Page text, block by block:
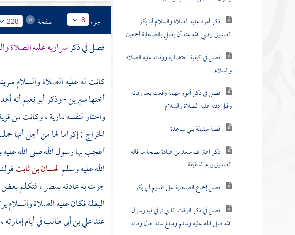
ذكر أمره عليه الصلاة والسلام أبا بكر
الصديق رضي الله عنه أن يصلي بالصحابة أجمعين
فصل في كيفية احتضاره ووفاته عليه الصلاة
والسلام
فصل في ذكر أمور مهمة وقعت بعد وفاته
وقبل دفنه عليه الصلاة والسلام
قصة سقيفة بني ساعدة
ذكر اعتراف سعد بن عبادة بصحة ما قاله
الصديق يوم السقيفة
فصل إجماع الصحابة على تقديم أبي بكر
فصل في ذكر الوقت الذي توفي فيه رسول
الله صلى الله عليه وسلم ومبلغ سنه حال وفاته
جزء 8 صفحة 228
فصل في ذكرسراريه عليه الصلاة
كانت له عليه الصلاة والسلام
أختهاسيرين- وذكرأبو نعيمأنه
واختار لنفسهمارية ،وكانت من
الخراج ; إكراما لها من أجل أنها
أعجب بها رسول الله صلى الله
الله عليه وسلملحسان بن ثابت
جرت به عادتهبمصر ،فتكلم بعض
البغلة فكان عليه الصلاة والسلام
عندعلي بن أبي طالبفي أيام